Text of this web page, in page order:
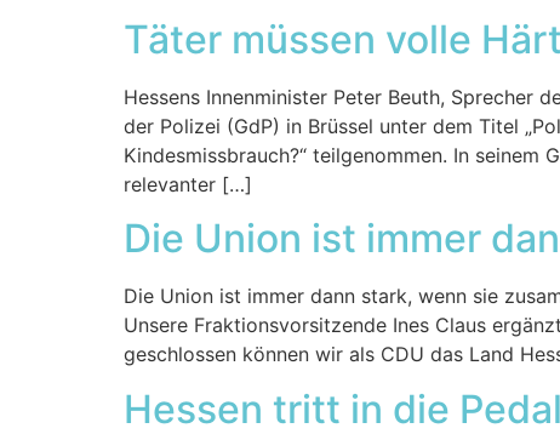
Täter müssen volle
Hessens Innenminister Peter Beuth, Sprecher
der Polizei (GdP) in Brüssel unter dem Titel
Kindesmissbrauch?“ teilgenommen. In
relevanter […]
Die Union ist immer
Die Union ist immer dann stark, wenn sie
Unsere Fraktionsvorsitzende Ines Claus
geschlossen können wir als CDU das Land
Hessen tritt in die